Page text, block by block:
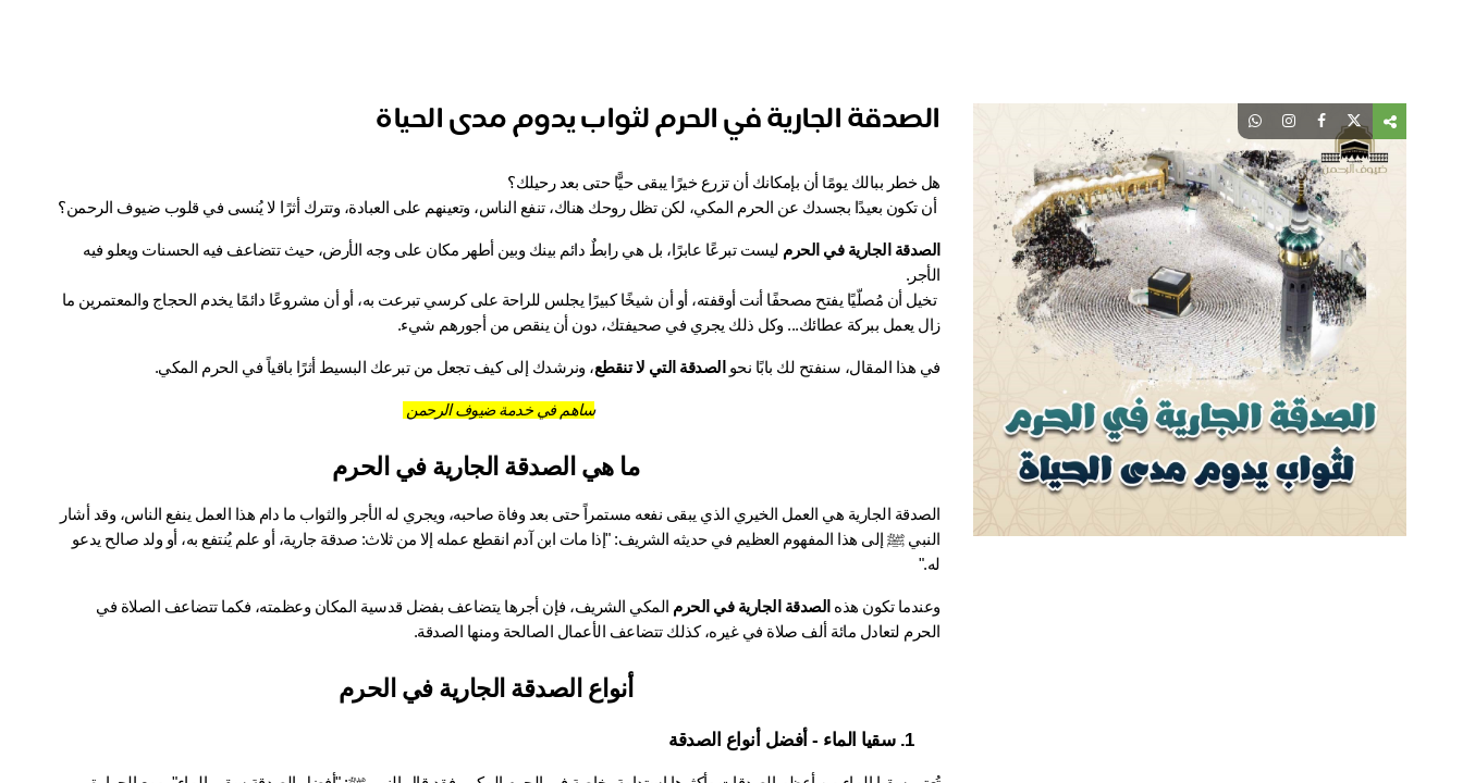
الصدقة الجارية في الحرم لثواب يدوم مدى الحياة
هل خطر ببالك يومًا أن بإمكانك أن تزرع خيرًا يبقى حيًّا حتى بعد رحيلك؟
الصدقة الجارية في الحرم
الأجر.
زال يعمل ببركة عطائك... وكل ذلك يجري في صحيفتك، دون أن ينقص من أجورهم شيء.
في هذا المقال، سنفتح لك بابًا نحو الصدقة التي لا تنقطع، ونرشدك إلى كيف تجعل من تبرعك البسيط أثرًا باقياً في الحرم المكي.
ساهم في خدمة ضيوف الرحمن
ما هي الصدقة الجارية في الحرم
له."
وعندما تكون هذه الصدقة الجارية في الحرم
الحرم لتعادل مائة ألف صلاة في غيره، كذلك تتضاعف الأعمال الصالحة ومنها الصدقة.
أنواع الصدقة الجارية في الحرم
1. سقيا الماء - أفضل أنواع الصدقة